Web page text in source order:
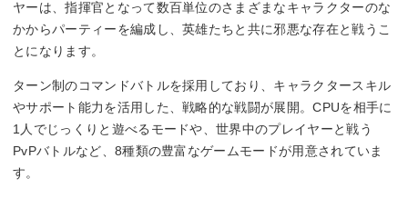
ヤーは、指揮官となって数百単位のさまざまなキャラクターのな
かからパーティーを編成し、英雄たちと共に邪悪な存在と戦うこ
とになります。
ターン制のコマンドバトルを採用しており、キャラクタースキル
やサポート能力を活用した、戦略的な戦闘が展開。CPUを相手に
1人でじっくりと遊べるモードや、世界中のプレイヤーと戦う
PvPバトルなど、8種類の豊富なゲームモードが用意されていま
す。